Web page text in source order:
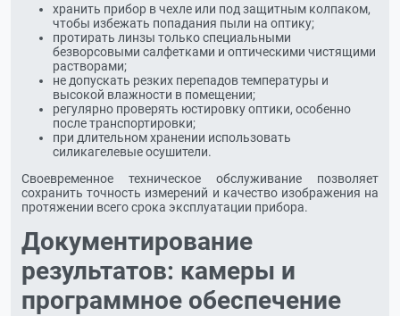
хранить прибор в чехле или под защитным колпаком,
чтобы избежать попадания пыли на оптику;
протирать линзы только специальными
безворсовыми салфетками и оптическими чистящими
растворами;
не допускать резких перепадов температуры и
высокой влажности в помещении;
регулярно проверять юстировку оптики, особенно
после транспортировки;
при длительном хранении использовать
силикагелевые осушители.
Своевременное техническое обслуживание позволяет
сохранить точность измерений и качество изображения на
протяжении всего срока эксплуатации прибора.
Документирование
результатов: камеры и
программное обеспечение